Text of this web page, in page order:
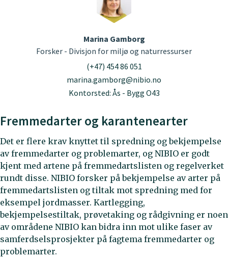
Marina Gamborg
Forsker - Divisjon for miljø og naturressurser
(+47) 454 86 051
marina.gamborg@nibio.no
Kontorsted: Ås - Bygg O43
Fremmedarter og karantenearter
Det er flere krav knyttet til spredning og bekjempelse
av fremmedarter og problemarter, og NIBIO er godt
kjent med artene på fremmedartslisten og regelverket
rundt disse. NIBIO forsker på bekjempelse av arter på
fremmedartslisten og tiltak mot spredning med for
eksempel jordmasser. Kartlegging,
bekjempelsestiltak, prøvetaking og rådgivning er noen
av områdene NIBIO kan bidra inn mot ulike faser av
samferdselsprosjekter på fagtema fremmedarter og
problemarter.